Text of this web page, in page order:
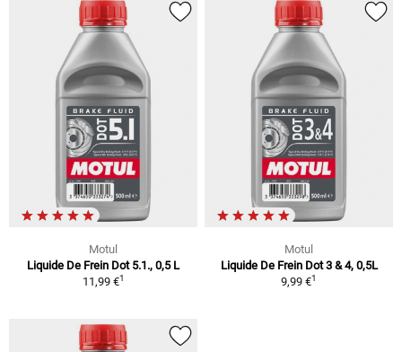
Motul
Liquide De Frein Dot 5.1., 0,5 L
11,99 €1
Motul
Liquide De Frein Dot 3 & 4, 0,5L
9,99 €1